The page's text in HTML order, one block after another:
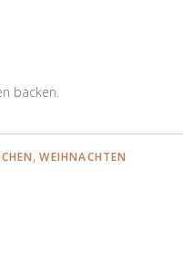
backen.
,WEIHNACHTEN